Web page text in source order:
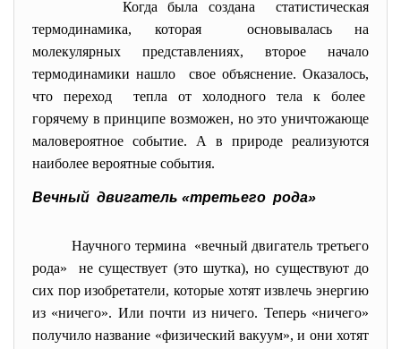
Когда была создана статистическая
термодинамика, которая основывалась на
молекулярных представлениях, второе начало
термодинамики нашло свое объяснение. Оказалось,
что переход тепла от холодного тела к более
горячему в принципе возможен, но это уничтожающе
маловероятное событие. А в природе реализуются
наиболее вероятные события.
Вечный двигатель «третьего рода»
Научного термина «вечный двигатель третьего
рода» не существует (это шутка), но существуют до
сих пор изобретатели, которые хотят извлечь энергию
из «ничего». Или почти из ничего. Теперь «ничего»
получило название «физический вакуум», и они хотят